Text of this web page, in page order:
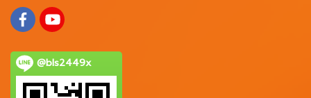
@bls2449x